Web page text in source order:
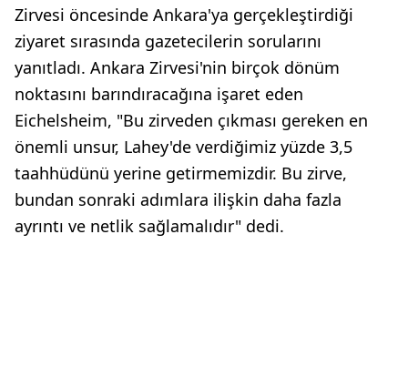
Zirvesi öncesinde Ankara'ya gerçekleştirdiği
ziyaret sırasında gazetecilerin sorularını
yanıtladı. Ankara Zirvesi'nin birçok dönüm
noktasını barındıracağına işaret eden
Eichelsheim, "Bu zirveden çıkması gereken en
önemli unsur, Lahey'de verdiğimiz yüzde 3,5
taahhüdünü yerine getirmemizdir. Bu zirve,
bundan sonraki adımlara ilişkin daha fazla
ayrıntı ve netlik sağlamalıdır" dedi.